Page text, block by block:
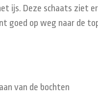
ijs. Deze schaats ziet
goed op weg naar de
van de bochten